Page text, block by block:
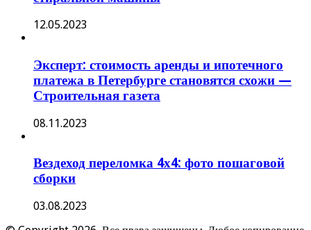
12.05.2023
Эксперт: стоимость аренды и ипотечного
платежа в Петербурге становятся схожи —
Строительная газета
08.11.2023
Вездеход переломка 4х4: фото пошаговой
сборки
03.08.2023